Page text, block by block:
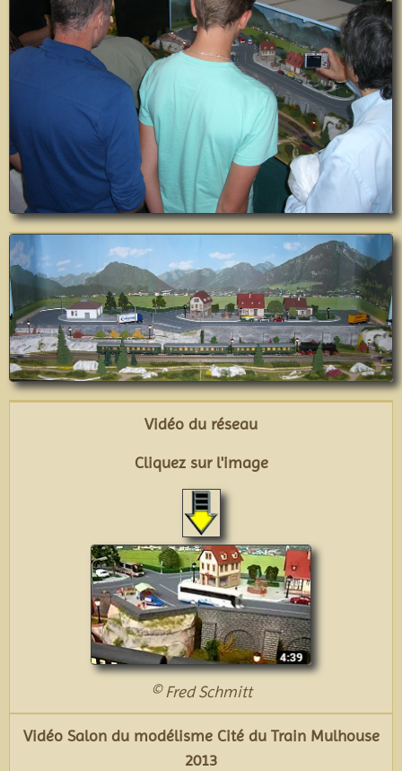
Vidéo du réseau
Cliquez sur l'image
© Fred Schmitt
Vidéo Salon du modélisme Cité du Train Mulhouse
2013